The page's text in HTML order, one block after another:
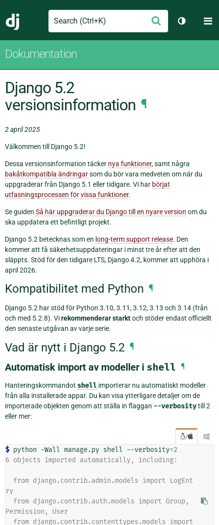
Django
Search Skicka
Växla
Dokumentation
Django 5.2
versionsinformation ¶
2 april 2025
Välkommen till Django 5.2!
Dessa versionsinformation täcker nya funktioner, samt några
bakåtkompatibla ändringarsom du bör vara medveten om när du
uppgraderar från Django 5.1 eller tidigare. Vi har börjat
utfasningsprocessen för vissa funktioner.
Se guiden Så här uppgraderar du Django till en nyare version om du
ska uppdatera ett befintligt projekt.
Django 5.2 betecknas som en long-term support release. Den
kommer att få säkerhetsuppdateringar i minst tre år efter att den
släppts. Stöd för den tidigare LTS, Django 4.2, kommer att upphöra i
april 2026.
Kompatibilitet med Python ¶
Django 5.2 har stöd för Python 3.10, 3.11, 3.12, 3.13 och 3.14 (från
och med 5.2.8). Virekommenderar starktoch stöder endast officiellt
den senaste utgåvan av varje serie.
Vad är nytt i Django 5.2 ¶
Automatisk import av modeller i shell ¶
Hanteringskommandot shell importerar nu automatiskt modeller
från alla installerade appar. Du kan visa ytterligare detaljer om de
importerade objekten genom att ställa in flaggan --verbositytill 2
eller mer:
/ 
$ python -Wall manage.py shell --verbosity=2
6 objects imported automatically, including:
ry
Permission, User